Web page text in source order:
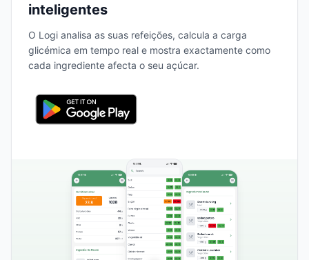
inteligentes
O Logi analisa as suas refeições, calcula a carga
glicémica em tempo real e mostra exactamente como
cada ingrediente afecta o seu açúcar.